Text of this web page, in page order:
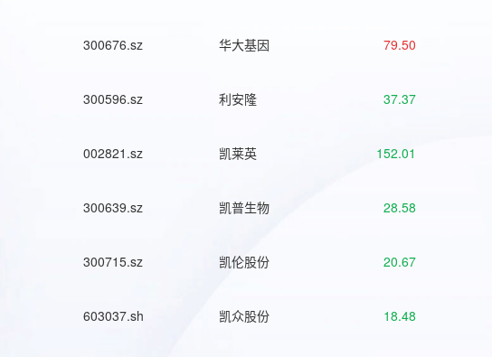
300676.sz 华大基因 79.50
300596.sz 利安隆 37.37
002821.sz 凯莱英 152.01
300639.sz 凯普生物 28.58
300715.sz 凯伦股份 20.67
603037.sh 凯众股份 18.48